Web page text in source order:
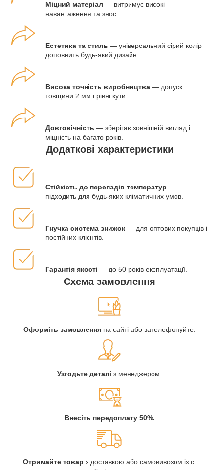
Міцний матеріал — витримує високі
навантаження та знос.
Естетика та стиль — універсальний сірий колір
доповнить будь-який дизайн.
Висока точність виробництва — допуск
товщини 2 мм і рівні кути.
Довговічність — зберігає зовнішній вигляд і
міцність на багато років.
Додаткові характеристики
Стійкість до перепадів температур —
підходить для будь-яких кліматичних умов.
Гнучка система знижок — для оптових покупців і
постійних клієнтів.
Гарантія якості — до 50 років експлуатації.
Схема замовлення
Оформіть замовлення на сайті або зателефонуйте.
Узгодьте деталі з менеджером.
Внесіть передоплату 50%.
Отримайте товар з доставкою або самовивозом із с.